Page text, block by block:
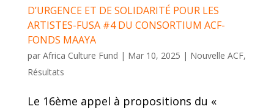
D’URGENCE ET DE SOLIDARITÉ POUR LES
ARTISTES-FUSA #4 DU CONSORTIUM ACF-
FONDS MAAYA
par Africa Culture Fund | Mar 10, 2025 | Nouvelle ACF,
Résultats
Le 16ème appel à propositions du «